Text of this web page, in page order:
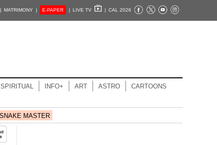
MATRIMONY | E-PAPER | LIVE TV | CAL 2026
SPIRITUAL INFO+ ART ASTRO CARTOONS
MASTER